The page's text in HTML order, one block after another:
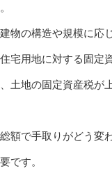
物の構造や規模に応
宅用地に対する固定
土地の固定資産税が
額で手取りがどう変
です。